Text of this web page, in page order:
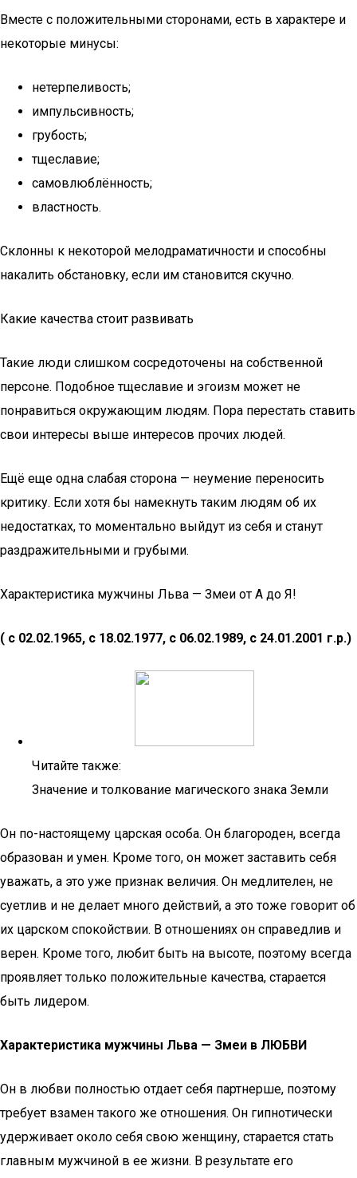
Вместе с положительными сторонами, есть в характере и
некоторые минусы:
нетерпеливость;
импульсивность;
грубость;
тщеславие;
самовлюблённость;
властность.
Склонны к некоторой мелодраматичности и способны
накалить обстановку, если им становится скучно.
Какие качества стоит развивать
Такие люди слишком сосредоточены на собственной
персоне. Подобное тщеславие и эгоизм может не
понравиться окружающим людям. Пора перестать ставить
свои интересы выше интересов прочих людей.
Ещё еще одна слабая сторона — неумение переносить
критику. Если хотя бы намекнуть таким людям об их
недостатках, то моментально выйдут из себя и станут
раздражительными и грубыми.
Характеристика мужчины Льва — Змеи от А до Я!
( с 02.02.1965, с 18.02.1977, с 06.02.1989, с 24.01.2001 г.р.)
Читайте также:
Значение и толкование магического знака Земли
Он по-настоящему царская особа. Он благороден, всегда
образован и умен. Кроме того, он может заставить себя
уважать, а это уже признак величия. Он медлителен, не
суетлив и не делает много действий, а это тоже говорит об
их царском спокойствии. В отношениях он справедлив и
верен. Кроме того, любит быть на высоте, поэтому всегда
проявляет только положительные качества, старается
быть лидером.
Характеристика мужчины Льва — Змеи в ЛЮБВИ
Он в любви полностью отдает себя партнерше, поэтому
требует взамен такого же отношения. Он гипнотически
удерживает около себя свою женщину, старается стать
главным мужчиной в ее жизни. В результате его